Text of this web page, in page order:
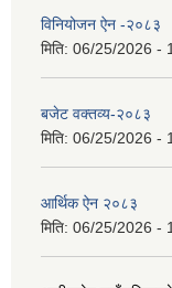
विनियोजन ऐन -२०८३
मिति: 06/25/2026 -
बजेट वक्तव्य-२०८३
मिति: 06/25/2026 -
आर्थिक ऐन २०८३
मिति: 06/25/2026 -